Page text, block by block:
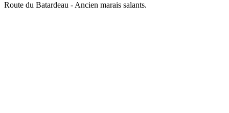
Route du Batardeau - Ancien marais salants.